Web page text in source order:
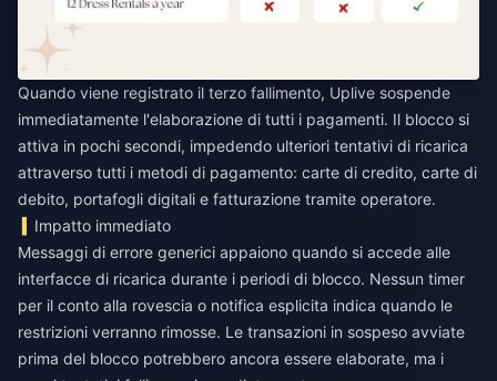
Quando viene registrato il terzo fallimento, Uplive sospende
immediatamente l'elaborazione di tutti i pagamenti. Il blocco si
attiva in pochi secondi, impedendo ulteriori tentativi di ricarica
attraverso tutti i metodi di pagamento: carte di credito, carte di
debito, portafogli digitali e fatturazione tramite operatore.
Impatto immediato
Messaggi di errore generici appaiono quando si accede alle
interfacce di ricarica durante i periodi di blocco. Nessun timer
per il conto alla rovescia o notifica esplicita indica quando le
restrizioni verranno rimosse. Le transazioni in sospeso avviate
prima del blocco potrebbero ancora essere elaborate, ma i